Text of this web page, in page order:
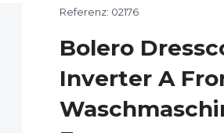
Referenz: 02176
Bolero
Inverter A